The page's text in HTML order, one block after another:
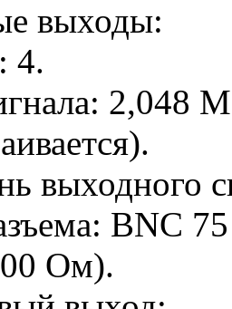
выходы:
4.
2,048
выходного
BNC
Ом).